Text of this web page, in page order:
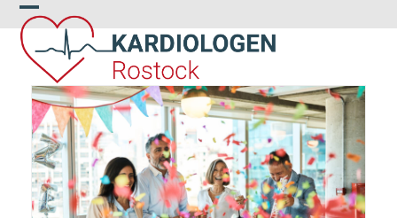
Skip
to
content
Open
mobile
menu
Close
mobile
menu